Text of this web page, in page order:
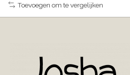
Toevoegen om te vergelijken